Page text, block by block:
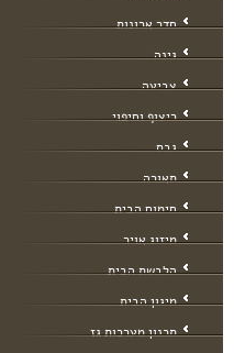
חדר ארונות
גינה
צביעה
ריצוף וחיפוי
גבס
תאורה
חימום הבית
מיזוג אויר
הלבשת הבית
מיגון הבית
תכנון מערכות גז